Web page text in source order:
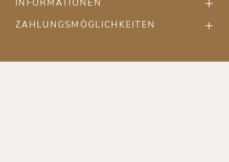
INFORMATIONEN
ZAHLUNGSMÖGLICHKEITEN